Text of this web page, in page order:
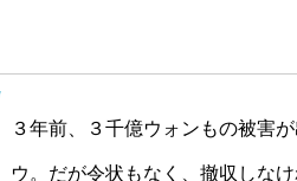
３年前、３千億ウォンもの被害
ウ。だが令状もなく、撤収しな